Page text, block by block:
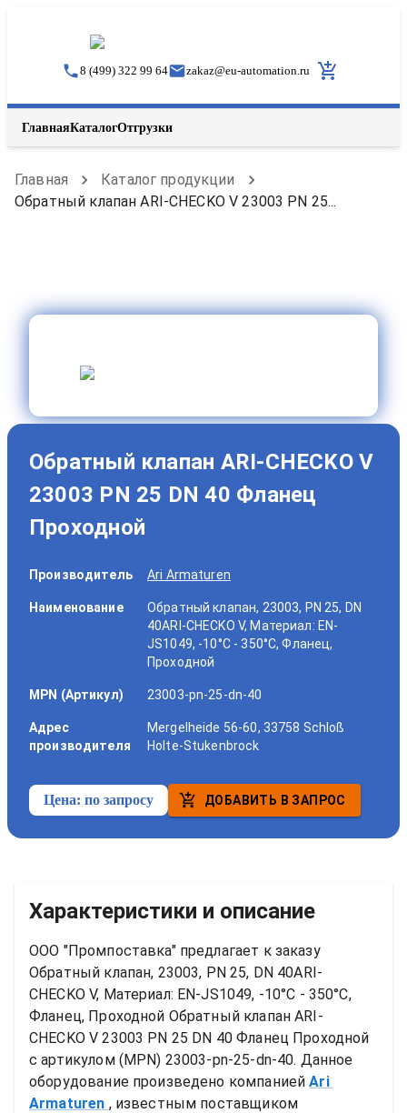
8 (499) 322 99 64 zakaz@eu-automation.ru
ГлавнаяКаталогОтгрузки
Главная
Каталог продукции
Обратный клапан ARI-CHECKO V 23003 PN 25...
Обратный клапан ARI-CHECKO V
23003 PN 25 DN 40 Фланец
Проходной
Производитель Ari Armaturen
Наименование
Обратный клапан, 23003, PN 25, DN
40ARI-CHECKO V, Материал: EN-
JS1049, -10°C - 350°C, Фланец,
Проходной
MPN (Артикул) 23003-pn-25-dn-40
Адрес
производителя
Mergelheide 56-60, 33758 Schloß
Holte-Stukenbrock
Цена: по запросу ДОБАВИТЬ В ЗАПРОС
Характеристики и описание
ООО "Промпоставка" предлагает к заказу
Обратный клапан, 23003, PN 25, DN 40ARI-
CHECKO V, Материал: EN-JS1049, -10°C - 350°C,
Фланец, Проходной Обратный клапан ARI-
CHECKO V 23003 PN 25 DN 40 Фланец Проходной
с артикулом (MPN) 23003-pn-25-dn-40. Данное
оборудование произведено компанией Ari
Armaturen , известным поставщиком